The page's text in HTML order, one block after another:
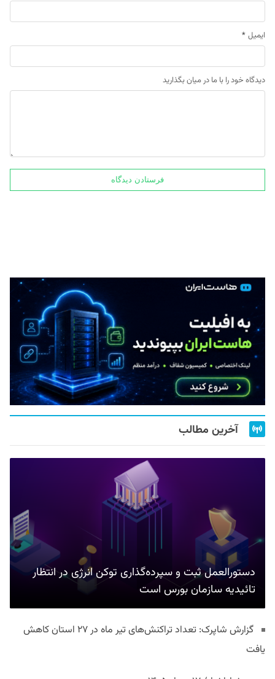
ایمیل *
دیدگاه خود را با ما در میان بگذارید
آخرین مطالب
دستورالعمل ثبت و سپرده‌گذاری توکن انرژی در انتظار
تائیدیه سازمان بورس است
گزارش شاپرک: تعداد تراکنش‌های تیر ماه در ۲۷ استان‌ کاهش
یافت